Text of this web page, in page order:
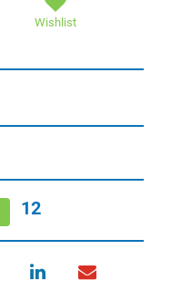
Wishlist
12